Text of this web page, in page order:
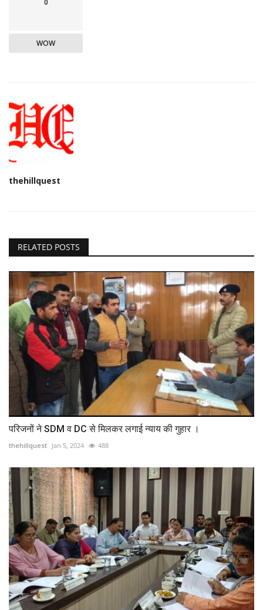
WOW
thehillquest
RELATED POSTS
परिजनों ने SDM व DC से मिलकर लगाई न्याय की गुहार ।
thehillquest Jan 5, 2024 488